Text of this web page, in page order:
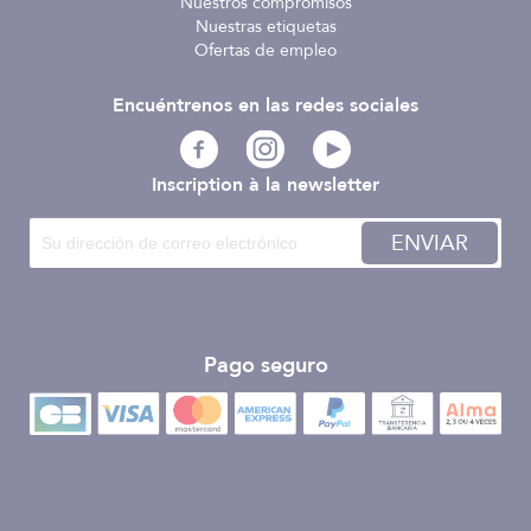
Nuestras etiquetas
Ofertas de empleo
Inscription à la newsletter
ENVIAR
Pago seguro
Encuéntrenos en las redes sociales